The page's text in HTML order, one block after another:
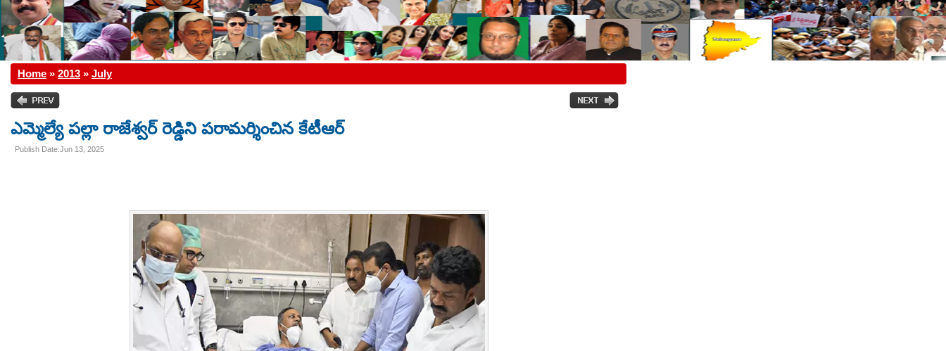
Home » 2013 » July
ఎమ్మెల్యే పల్లా రాజేశ్వర్‌ రెడ్డిని పరామర్శించిన కేటీఆర్‌
Publish Date:Jun 13, 2025